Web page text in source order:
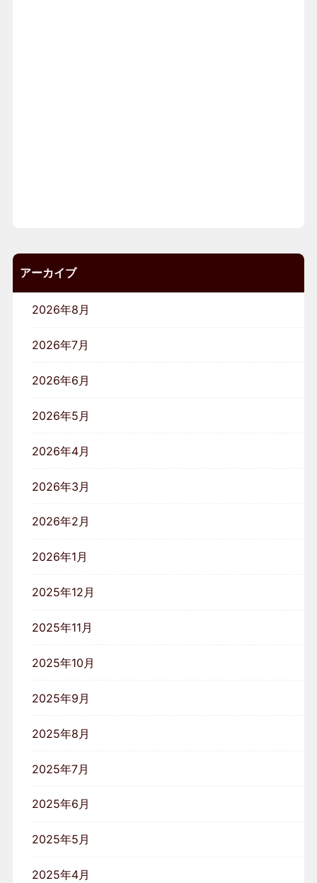
アーカイブ
2026年8月
2026年7月
2026年6月
2026年5月
2026年4月
2026年3月
2026年2月
2026年1月
2025年12月
2025年11月
2025年10月
2025年9月
2025年8月
2025年7月
2025年6月
2025年5月
2025年4月